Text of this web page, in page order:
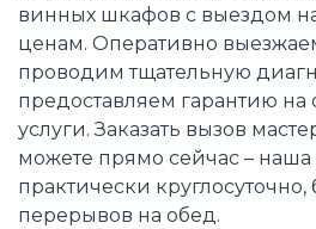
винных шкафов с выездом
ценам. Оперативно
проводим тщательную
предоставляем гарантию на
услуги. Заказать вызов
можете прямо сейчас – наша
практически
перерывов на обед.